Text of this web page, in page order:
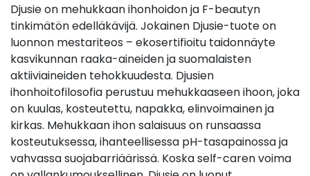
Djusie on mehukkaan ihonhoidon ja F-beautyn
tinkimätön edelläkävijä. Jokainen Djusie-tuote on
luonnon mestariteos – ekosertifioitu taidonnäyte
kasvikunnan raaka-aineiden ja suomalaisten
aktiiviaineiden tehokkuudesta. Djusien
ihonhoitofilosofia perustuu mehukkaaseen ihoon, joka
on kuulas, kosteutettu, napakka, elinvoimainen ja
kirkas. Mehukkaan ihon salaisuus on runsaassa
kosteutuksessa, ihanteellisessa pH-tasapainossa ja
vahvassa suojabarriäärissä. Koska self-caren voima